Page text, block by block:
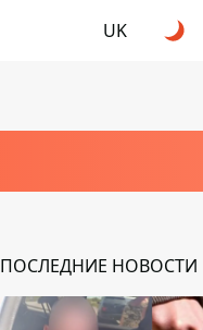
UK
ПОСЛЕДНИЕ НОВОСТИ